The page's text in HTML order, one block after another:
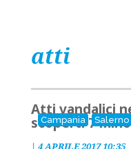
atti
Campania Salerno
Atti vandalici
scoperti 7
| 4 APRILE 2017 10:35